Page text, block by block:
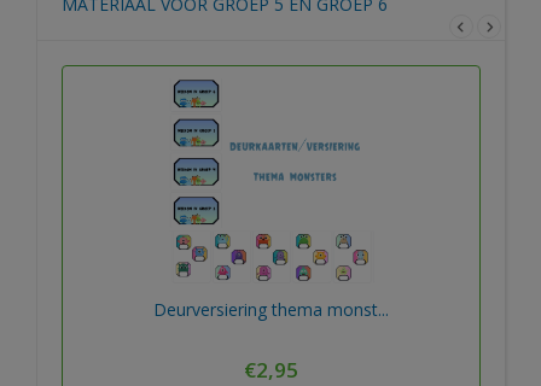
Deurversiering thema monst...
€2,95